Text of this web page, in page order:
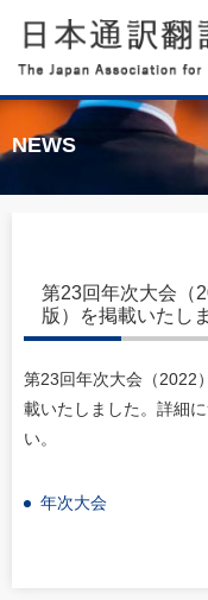
NEWS
第23回年次大会（
版）を掲載いたし
第23回年次大会（2022
載いたしました。詳細
い。
年次大会